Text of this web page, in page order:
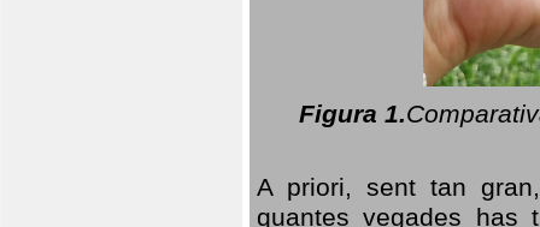
Figura 1.
A priori, sent tan
quantes vegades has